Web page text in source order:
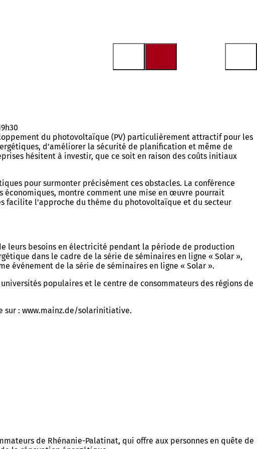
du photovoltaïque (PV) particulièrement attractif pour les
d'améliorer la sécurité de planification et même de
hésitent à investir, que ce soit en raison des coûts initiaux
pour surmonter précisément ces obstacles. La conférence
montre comment une mise en œuvre pourrait
facilite l'approche du thème du photovoltaïque et du secteur
leurs besoins en électricité pendant la période de production
dans le cadre de la série de séminaires en ligne « Solar »,
événement de la série de séminaires en ligne « Solar ».
populaires et le centre de consommateurs des régions de
sur : www.mainz.de/solarinitiative.
de Rhénanie-Palatinat, qui offre aux personnes en quête de